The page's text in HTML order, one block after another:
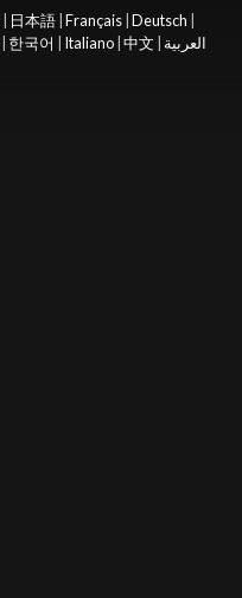
日本語| Français| Deutsch
한국어 Italiano |中文 العربية